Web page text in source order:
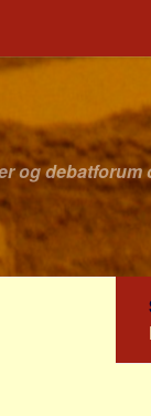
og debatforum